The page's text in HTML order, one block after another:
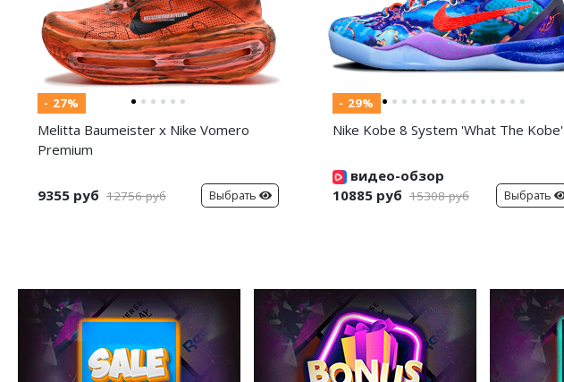
- 27%
Melitta Baumeister x Nike Vomero
Premium
9355 руб 12756 руб Выбрать
- 29%
Nike Kobe 8 System 'What The Kobe'
видео-обзор
10885 руб 15308 руб Выбрать